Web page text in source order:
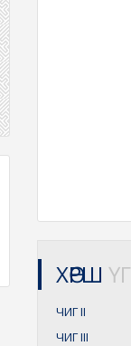
ХӨРШ ҮГ
ЧИГII
ЧИГIII